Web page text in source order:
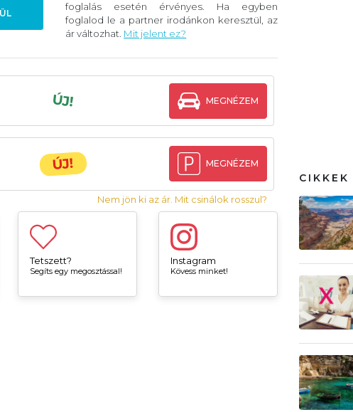
foglalás esetén érvényes. Ha egyben
foglalod le a partner irodánkon keresztül, az
ár változhat. Mit jelent ez?
ÚJ! MEGNÉZEM
ÚJ! MEGNÉZEM
Nem jön ki az ár. Mit csinálok rosszul?
Tetszett?
Segíts egy megosztással!
Instagram
Kövess minket!
CIKKEK